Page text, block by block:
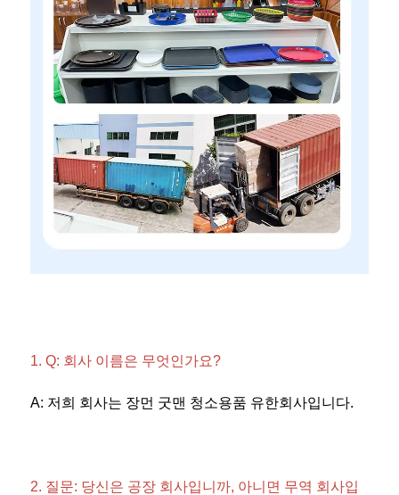
1. Q: 회사 이름은 무엇인가요?
A: 저희 회사는 장먼 굿맨 청소용품 유한회사입니다.
2. 질문: 당신은 공장 회사입니까, 아니면 무역 회사입